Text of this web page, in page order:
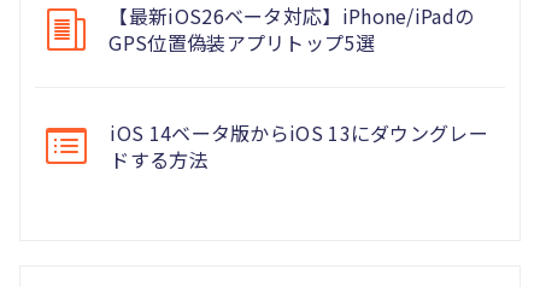
【最新iOS26ベータ対応】iPhone/iPadの
GPS位置偽装アプリトップ5選
iOS 14ベータ版からiOS 13にダウングレー
ドする方法